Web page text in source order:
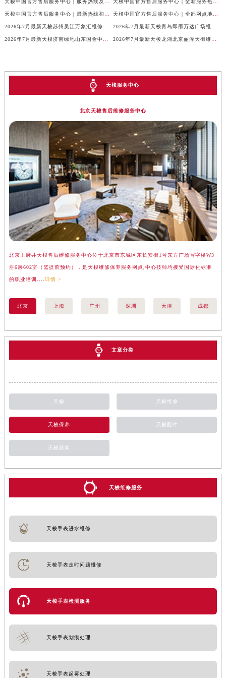
天梭服务中心
北京天梭售后维修服务中心
北京王府井天梭售后维修服务中心位于北京市东城区东长安街1号东方广场写字楼W3
座6层602室（需提前预约），是天梭维修保养服务网点,中心技师均接受国际化标准
的职业培训....详情 >
北京 上海 广州 深圳 天津 成都
文章分类
天梭 天梭维修
天梭保养 天梭配件
天梭新闻
天梭维修服务
天梭手表进水维修
天梭手表走时问题维修
天梭手表检测服务
天梭手表划痕处理
天梭手表起雾处理